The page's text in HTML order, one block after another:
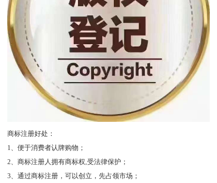
商标注册好处：
1、便于消费者认牌购物；
2、商标注册人拥有商标权,受法律保护；
3、通过商标注册，可以创立，先占领市场；